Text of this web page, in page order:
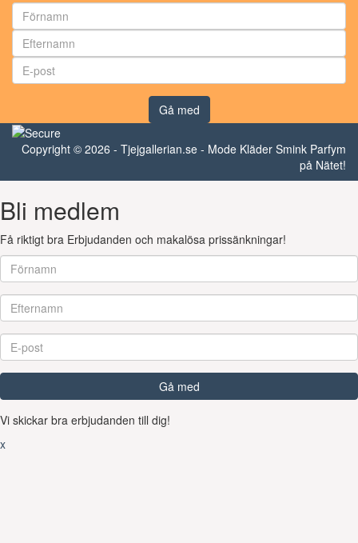
Gå med
Copyright © 2026 - Tjejgallerian.se - Mode Kläder Smink Parfym
på Nätet!
Bli medlem
Få riktigt bra Erbjudanden och makalösa prissänkningar!
Gå med
Vi skickar bra erbjudanden till dig!
x